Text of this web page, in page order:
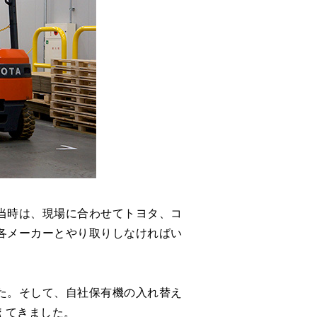
は、現場に合わせてトヨタ、コ
メーカーとやり取りしなければい
そして、自社保有機の入れ替え
きました。